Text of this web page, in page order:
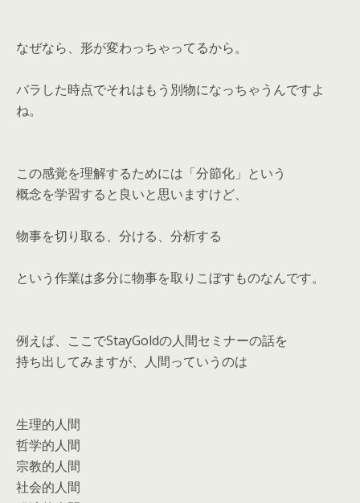
なぜなら、形が変わっちゃってるから。
バラした時点でそれはもう別物になっちゃうんですよ
ね。
この感覚を理解するためには「分節化」という
概念を学習すると良いと思いますけど、
物事を切り取る、分ける、分析する
という作業は多分に物事を取りこぼすものなんです。
例えば、ここでStayGoldの人間セミナーの話を
持ち出してみますが、人間っていうのは
生理的人間
哲学的人間
宗教的人間
社会的人間